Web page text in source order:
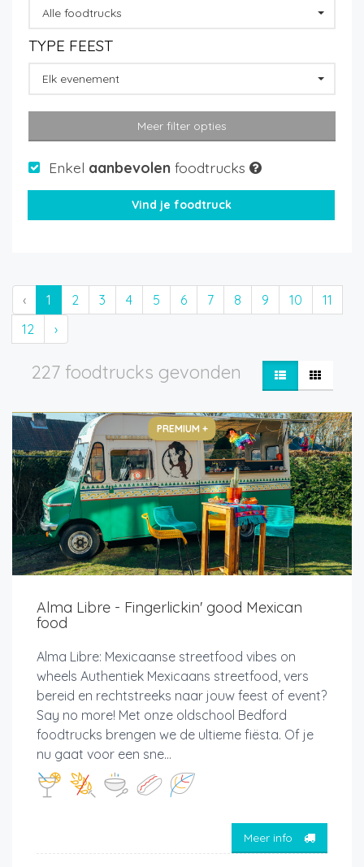
Alle foodtrucks
TYPE FEEST
Elk evenement
Meer filter opties
Enkel aanbevolen foodtrucks
‹ 1 2 3 4 5 6 7 8 9 10
11
12
›
227 foodtrucks gevonden
PREMIUM +
Alma Libre - Fingerlickin' good Mexican
food
Alma Libre: Mexicaanse streetfood vibes on
wheels Authentiek Mexicaans streetfood, vers
bereid en rechtstreeks naar jouw feest of event?
Say no more! Met onze oldschool Bedford
foodtrucks brengen we de ultieme fiësta. Of je
nu gaat voor een sne...
Meer info